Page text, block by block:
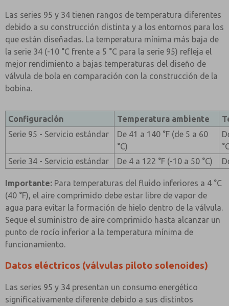
Las series 95 y 34 tienen rangos de temperatura diferentes
debido a su construcción distinta y a los entornos para los
que están diseñadas. La temperatura mínima más baja de
la serie 34 (-10 °C frente a 5 °C para la serie 95) refleja el
mejor rendimiento a bajas temperaturas del diseño de
válvula de bola en comparación con la construcción de la
bobina.
Configuración Temperatura ambiente
Serie 95 - Servicio estándar
De 41 a 140 °F (de 5 a 60
°C)
Serie 34 - Servicio estándar
De 4 a 122 °F (-10 a 50 °C)
Importante: Para temperaturas del fluido inferiores a 4 °C
(40 °F), el aire comprimido debe estar libre de vapor de
agua para evitar la formación de hielo dentro de la válvula.
Seque el suministro de aire comprimido hasta alcanzar un
punto de rocío inferior a la temperatura mínima de
funcionamiento.
Datos eléctricos (válvulas piloto solenoides)
Las series 95 y 34 presentan un consumo energético
significativamente diferente debido a sus distintos